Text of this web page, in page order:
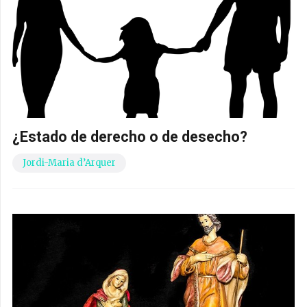
¿Estado de derecho o de desecho?
Jordi-Maria d’Arquer